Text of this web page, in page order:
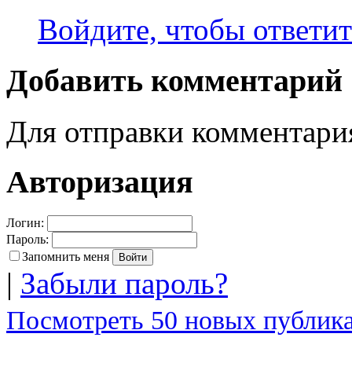
Войдите, чтобы
Добавить комментарий
Для отправки
Авторизация
Логин:
Пароль:
Запомнить меня
| Забыли пароль?
Посмотреть 50 новых